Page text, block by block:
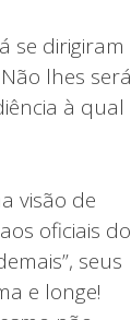
se dirigiram
lhes será
à qual
visão de
oficiais do
seus
e longe!